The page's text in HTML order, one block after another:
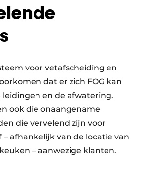
voor vetafscheiding en
dat er zich FOG kan
leidingen en de afwatering.
ook die onaangename
die vervelend zijn voor
– afhankelijk van de locatie van
– aanwezige klanten.